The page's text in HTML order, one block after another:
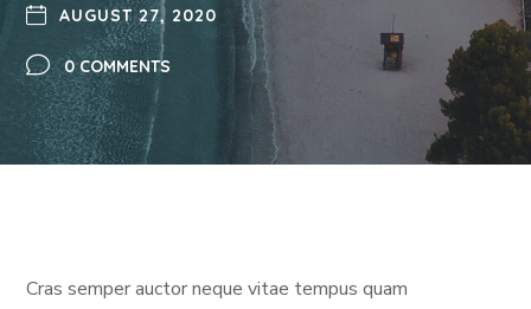
AUGUST 27, 2020
0 COMMENTS
Cras semper auctor neque vitae tempus quam